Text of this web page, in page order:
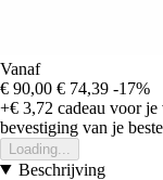
Vanaf
€ 90,00 € 74,39 -17%
+€ 3,72 cadeau voor
bevestiging van je
Loading...
Beschrijving